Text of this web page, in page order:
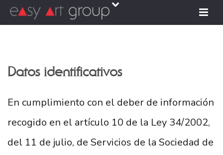
Datos identificativos
En cumplimiento con el deber de información
recogido en el artículo 10 de la Ley 34/2002,
del 11 de julio, de Servicios de la Sociedad de